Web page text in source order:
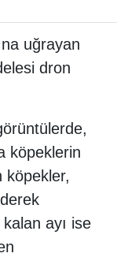
uğrayan
dron
köpeklerin
köpekler,
kalan ayı ise